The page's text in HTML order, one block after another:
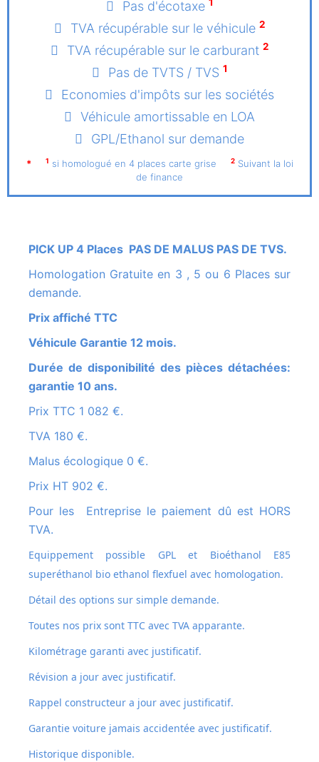
Pas d'écotaxe 1
TVA récupérable sur le véhicule 2
TVA récupérable sur le carburant 2
Pas de TVTS / TVS 1
Economies d'impôts sur les sociétés
Véhicule amortissable en LOA
GPL/Ethanol sur demande
* 1 si homologué en 4 places carte grise 2 Suivant la loi
de finance
PICK UP 4 Places PAS DE MALUS PAS DE TVS.
Homologation Gratuite en 3 , 5 ou 6 Places sur
demande.
Prix affiché TTC
Véhicule Garantie 12 mois.
Durée de disponibilité des pièces détachées:
garantie 10 ans.
Prix TTC 1 082 €.
TVA 180 €.
Malus écologique 0 €.
Prix HT 902 €.
Pour les Entreprise le paiement dû est HORS
TVA.
Equippement possible GPL et Bioéthanol E85
superéthanol bio ethanol flexfuel avec homologation.
Détail des options sur simple demande.
Toutes nos prix sont TTC avec TVA apparante.
Kilométrage garanti avec justificatif.
Révision a jour avec justificatif.
Rappel constructeur a jour avec justificatif.
Garantie voiture jamais accidentée avec justificatif.
Historique disponible.